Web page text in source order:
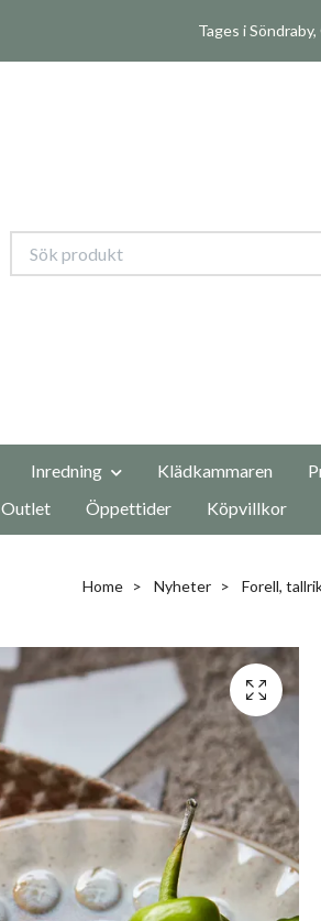
Tages i
Inredning Klädkammaren
Outlet
Öppettider Köpvillkor
Home Nyheter Forell,